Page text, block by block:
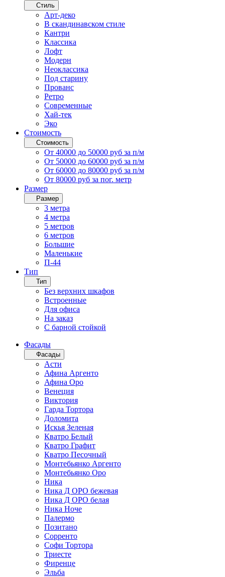
Стиль
Арт-деко
В скандинавском стиле
Кантри
Классика
Лофт
Модерн
Неоклассика
Под старину
Прованс
Ретро
Современные
Хай-тек
Эко
Стоимость
Стоимость
От 40000 до 50000 руб за п/м
От 50000 до 60000 руб за п/м
От 60000 до 80000 руб за п/м
От 80000 руб за пог. метр
Размер
Размер
3 метра
4 метра
5 метров
6 метров
Большие
Маленькие
П-44
Тип
Тип
Без верхних шкафов
Встроенные
Для офиса
На заказ
С барной стойкой
Фасады
Фасады
Асти
Афина Аргенто
Афина Оро
Венеция
Виктория
Гарда Тортора
Доломита
Искья Зеленая
Кватро Белый
Кватро Графит
Кватро Песочный
Монтебьянко Аргенто
Монтебьянко Оро
Ника
Ника Д ОРО бежевая
Ника Д ОРО белая
Ника Ноче
Палермо
Позитано
Сорренто
Софи Тортора
Триесте
Фиренце
Эльба